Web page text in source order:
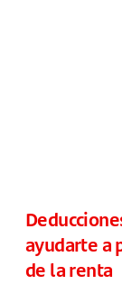
ayudarte a
de la renta